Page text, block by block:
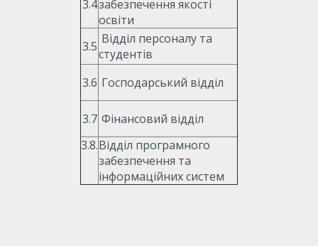
3.4забезпечення якості
освіти
3.5 Відділ персоналу та
студентів
3.6 Господарський відділ
3.7 Фінансовий відділ
3.8.Відділ програмного
забезпечення та
інформаційних систем